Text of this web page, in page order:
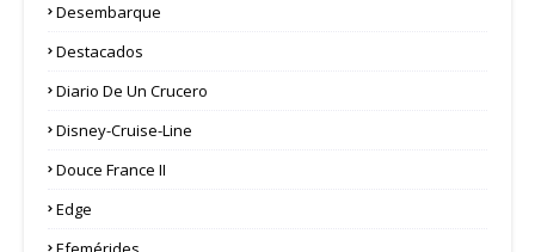
Desembarque
Destacados
Diario De Un Crucero
Disney-Cruise-Line
Douce France II
Edge